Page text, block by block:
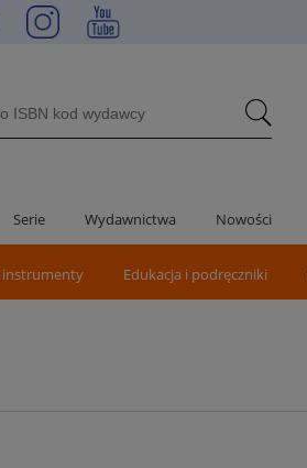
Serie Wydawnictwa Nowości
instrumenty Edukacja i podręczniki